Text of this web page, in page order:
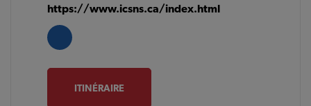
https://www.icsns.ca/index.html
ITINÉRAIRE